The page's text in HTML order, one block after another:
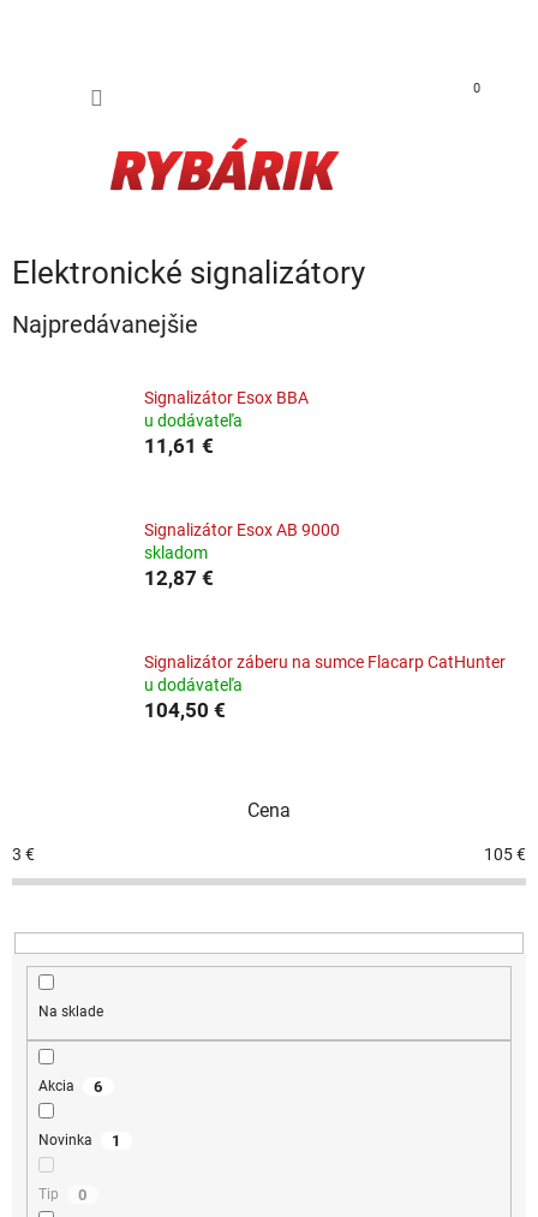
0
Elektronické signalizátory
Najpredávanejšie
Signalizátor Esox BBA
u dodávateľa
11,61 €
Signalizátor Esox AB 9000
skladom
12,87 €
Signalizátor záberu na sumce Flacarp CatHunter
u dodávateľa
104,50 €
Cena
3 € 105€
Na sklade
Akcia 6
Novinka 1
Tip 0